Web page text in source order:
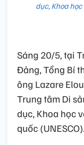
dục, Khoa
Sáng 20/5, tại
Đảng, Tổng Bí
ông Lazare
Trung tâm Di
dục, Khoa học
quốc (UNESCO).